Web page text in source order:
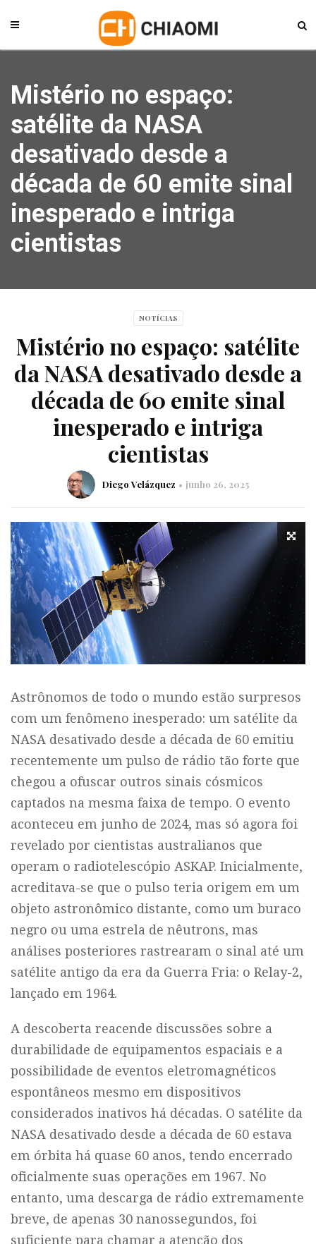
Mistério no espaço:
satélite da NASA
desativado desde a
década de 60 emite sinal
inesperado e intriga
cientistas
NOTÍCIAS
Mistério no espaço: satélite
da NASA desativado desde a
década de 60 emite sinal
inesperado e intriga
cientistas
Diego Velázquez junho 26, 2025
Astrônomos de todo o mundo estão surpresos
com um fenômeno inesperado: um satélite da
NASA desativado desde a década de 60 emitiu
recentemente um pulso de rádio tão forte que
chegou a ofuscar outros sinais cósmicos
captados na mesma faixa de tempo. O evento
aconteceu em junho de 2024, mas só agora foi
revelado por cientistas australianos que
operam o radiotelescópio ASKAP. Inicialmente,
acreditava-se que o pulso teria origem em um
objeto astronômico distante, como um buraco
negro ou uma estrela de nêutrons, mas
análises posteriores rastrearam o sinal até um
satélite antigo da era da Guerra Fria: o Relay-2,
lançado em 1964.
A descoberta reacende discussões sobre a
durabilidade de equipamentos espaciais e a
possibilidade de eventos eletromagnéticos
espontâneos mesmo em dispositivos
considerados inativos há décadas. O satélite da
NASA desativado desde a década de 60 estava
em órbita há quase 60 anos, tendo encerrado
oficialmente suas operações em 1967. No
entanto, uma descarga de rádio extremamente
breve, de apenas 30 nanossegundos, foi
suficiente para chamar a atenção dos